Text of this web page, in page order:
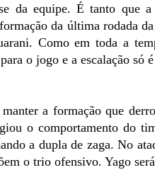
da equipe. É tanto que
da última rodada
Como em toda a
o jogo e a escalação só
a formação que
o comportamento do
a dupla de zaga. No
o trio ofensivo. Yago